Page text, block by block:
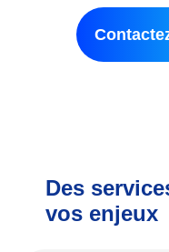
Des
vos enjeux